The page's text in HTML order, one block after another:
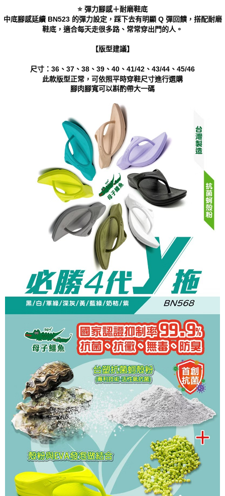
恩沛科技股份有限公司將有權停止該用戶之使用額度並採取法律行動。
⭐️ 彈力腳感＋耐磨鞋底
中底腳感延續 BN523 的彈力設定，踩下去有明顯 Q 彈回饋，搭配耐磨
鞋底，適合每天走很多路、常常穿出門的人。
【版型建議】
尺寸：36、37、38、39、40、41/42、43/44、45/46
此款版型正常，可依照平時穿鞋尺寸進行選購
腳肉腳寬可以斟酌帶大一碼